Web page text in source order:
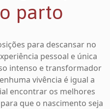
parto
para descansar no
pessoal e única
intenso e transformador
vivência é igual a
encontrar os melhores
que o nascimento seja